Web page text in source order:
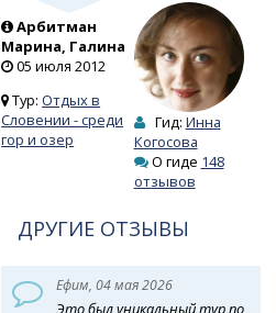
Арбитман
Марина, Галина
05 июля 2012
Тур:Отдых в
Словении - среди
гор и озер
Гид: Инна
Когосова
О гиде 148
отзывов
ДРУГИЕ ОТЗЫВЫ
Ефим, 04 мая 2026
Это был уникальный тур по